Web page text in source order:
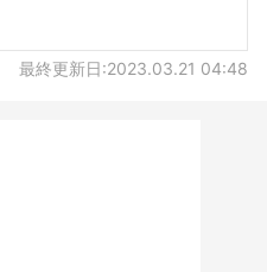
最終更新日:2023.03.21 04:48